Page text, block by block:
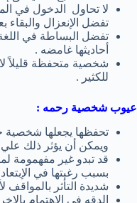
لا تحاول الدخول في
تفضل الإنعزال والبقاء
تفضل البساطة في
أحاديثها غامضه .
شخصية متحفظة قليلاً
للكثير .
عيوب شخصية رحمه :
تحفظها يجعلها شخصية
ويمكن أن يؤثر ذلك علي
قد تبدو غير مفهمومة
بسبب رغبتها في
شديدة التأثر
الدقه في الإهتمام